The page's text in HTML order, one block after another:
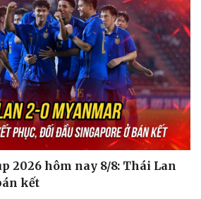
2026 hôm nay 8/8: Thái Lan
kết